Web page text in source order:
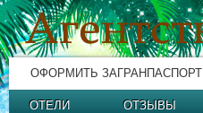
ОФОРМИТЬ ЗАГРАНПАСПОРТ
ОТЕЛИ ОТЗЫВЫ